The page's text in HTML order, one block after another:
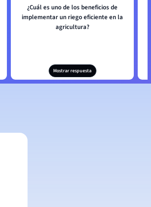
¿Cuál es uno de los beneficios de
implementar un riego eficiente en la
agricultura?
Mostrar respuesta